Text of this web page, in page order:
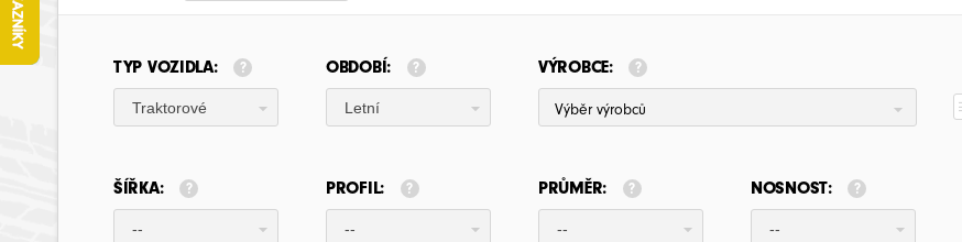
TYP VOZIDLA:
Traktorové
OBDOBÍ:
Letní
VÝROBCE:
Výběr výrobců
ŠÍŘKA:
--
PROFIL:
--
PRŮMĚR:
--
NOSNOST:
--